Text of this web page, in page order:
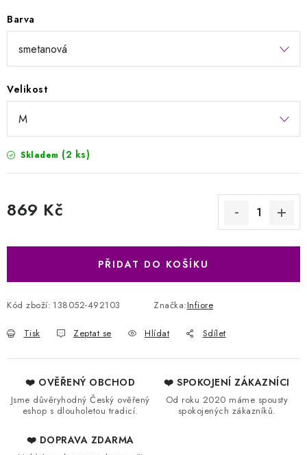
Barva
Velikost
Skladem (2 ks)
869 Kč
PŘIDAT DO KOŠÍKU
Kód zboží: 138052-492103 Značka:Infiore
Tisk Zeptat se Hlídat Sdílet
❤️ OVĚŘENÝ OBCHOD
Jsme důvěryhodný Český ověřený
eshop s dlouholetou tradicí.
❤️ SPOKOJENÍ ZÁKAZNÍCI
Od roku 2020 máme spousty
spokojených zákazníků.
❤️ DOPRAVA ZDARMA